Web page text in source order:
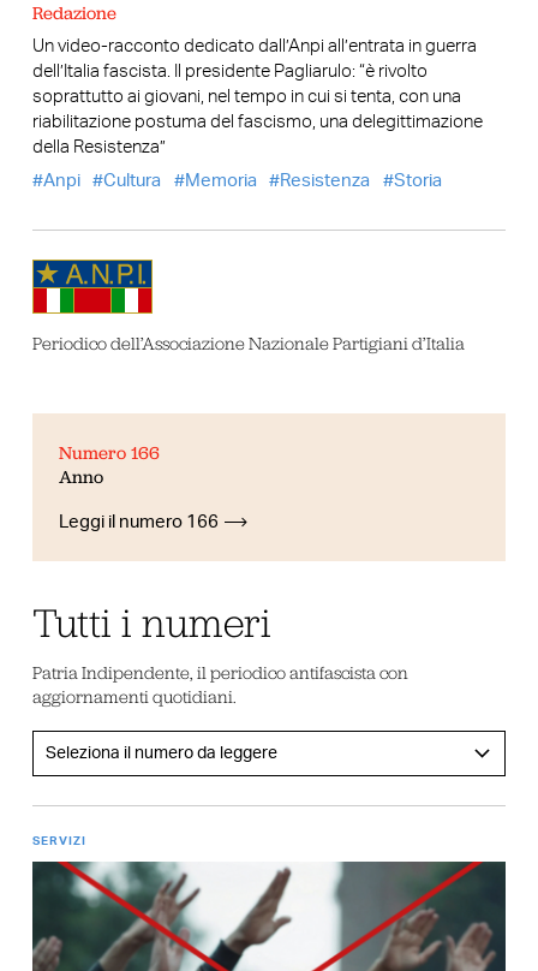
Redazione
Un video-racconto dedicato dall’Anpi all’entrata in guerra
dell’Italia fascista. Il presidente Pagliarulo: “è rivolto
soprattutto ai giovani, nel tempo in cui si tenta, con una
riabilitazione postuma del fascismo, una delegittimazione
della Resistenza”
Anpi
Cultura Memoria Resistenza Storia
Periodico dell’Associazione Nazionale Partigiani d’Italia
Numero 166
Anno
Leggi il numero 166
Tutti i numeri
Patria Indipendente, il periodico antifascista con
aggiornamenti quotidiani.
SERVIZI